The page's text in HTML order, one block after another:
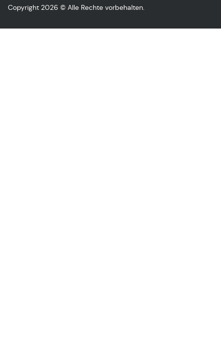
Copyright 2026 © Alle Rechte vorbehalten.